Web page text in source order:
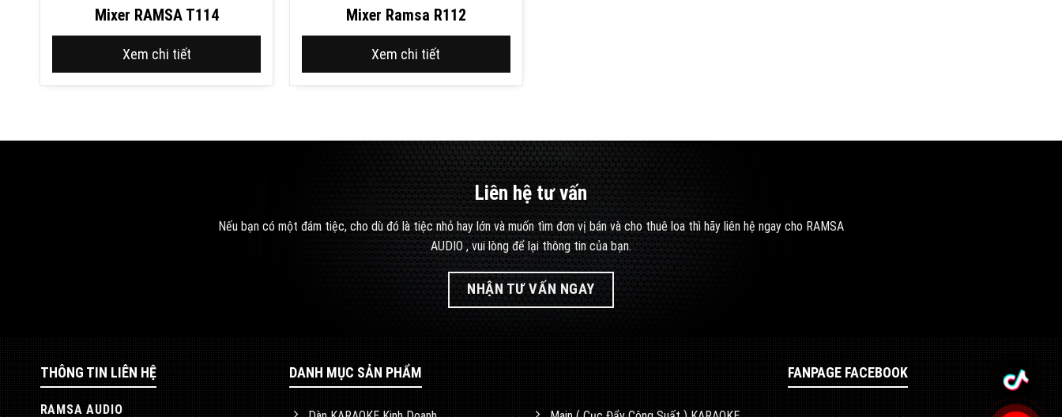
Mixer RAMSA T114
Xem chi tiết
Mixer Ramsa R112
Xem chi tiết
Liên hệ tư vấn
Nếu bạn có một đám tiệc, cho dù đó là tiệc nhỏ hay lớn và muốn tìm đơn vị bán và cho thuê loa thì hãy liên hệ ngay cho RAMSA
AUDIO , vui lòng để lại thông tin của bạn.
NHẬN TƯ VẤN NGAY
THÔNG TIN LIÊN HỆ
RAMSA AUDIO
DANH MỤC SẢN PHẨM FANPAGE FACEBOOK